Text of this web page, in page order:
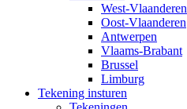
West-Vlaanderen
Oost-Vlaanderen
Antwerpen
Vlaams-Brabant
Brussel
Limburg
Tekening insturen